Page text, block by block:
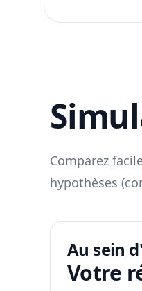
Comparez
hypothèses
Au sein
Votre